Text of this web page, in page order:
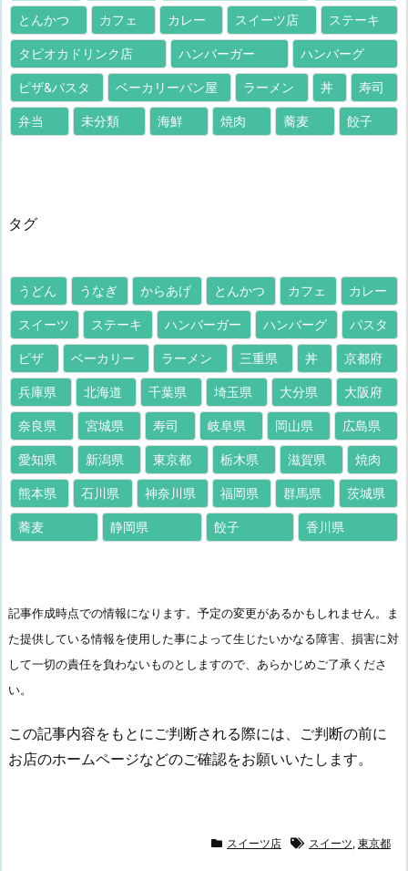
とんかつ カフェ カレー スイーツ店 ステーキ
タピオカドリンク店 ハンバーガー ハンバーグ
ピザ&パスタ ベーカリーパン屋 ラーメン 丼 寿司
弁当 未分類 海鮮 焼肉 蕎麦 餃子
タグ
うどん うなぎ からあげ とんかつ カフェ カレー
スイーツ ステーキ ハンバーガー ハンバーグ パスタ
ピザ ベーカリー ラーメン 三重県 丼 京都府
兵庫県 北海道 千葉県 埼玉県 大分県 大阪府
奈良県 宮城県 寿司 岐阜県 岡山県 広島県
愛知県 新潟県 東京都 栃木県 滋賀県 焼肉
熊本県 石川県 神奈川県 福岡県 群馬県 茨城県
蕎麦 静岡県 餃子 香川県
記事作成時点での情報になります。予定の変更があるかもしれません。ま
た提供している情報を使用した事によって生じたいかなる障害、損害に対
して一切の責任を負わないものとしますので、あらかじめご了承くださ
い。
この記事内容をもとにご判断される際には、ご判断の前に
お店のホームページなどのご確認をお願いいたします。
スイーツ店 スイーツ, 東京都